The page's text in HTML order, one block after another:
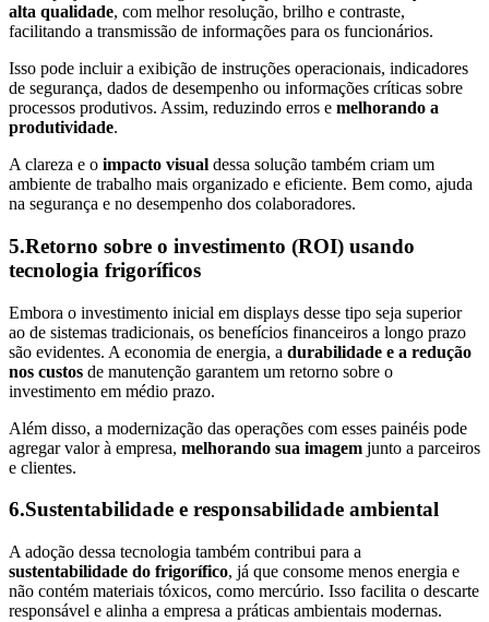
alta qualidade, com melhor resolução, brilho e contraste,
facilitando a transmissão de informações para os funcionários.
Isso pode incluir a exibição de instruções operacionais, indicadores
de segurança, dados de desempenho ou informações críticas sobre
processos produtivos. Assim, reduzindo erros e melhorando a
produtividade.
A clareza e o impacto visual dessa solução também criam um
ambiente de trabalho mais organizado e eficiente. Bem como, ajuda
na segurança e no desempenho dos colaboradores.
5.Retorno sobre o investimento (ROI) usando
tecnologia frigoríficos
Embora o investimento inicial em displays desse tipo seja superior
ao de sistemas tradicionais, os benefícios financeiros a longo prazo
são evidentes. A economia de energia, a durabilidade e a redução
nos custos de manutenção garantem um retorno sobre o
investimento em médio prazo.
Além disso, a modernização das operações com esses painéis pode
agregar valor à empresa, melhorando sua imagem junto a parceiros
e clientes.
6.Sustentabilidade e responsabilidade ambiental
A adoção dessa tecnologia também contribui para a
sustentabilidade do frigorífico, já que consome menos energia e
não contém materiais tóxicos, como mercúrio. Isso facilita o descarte
responsável e alinha a empresa a práticas ambientais modernas.